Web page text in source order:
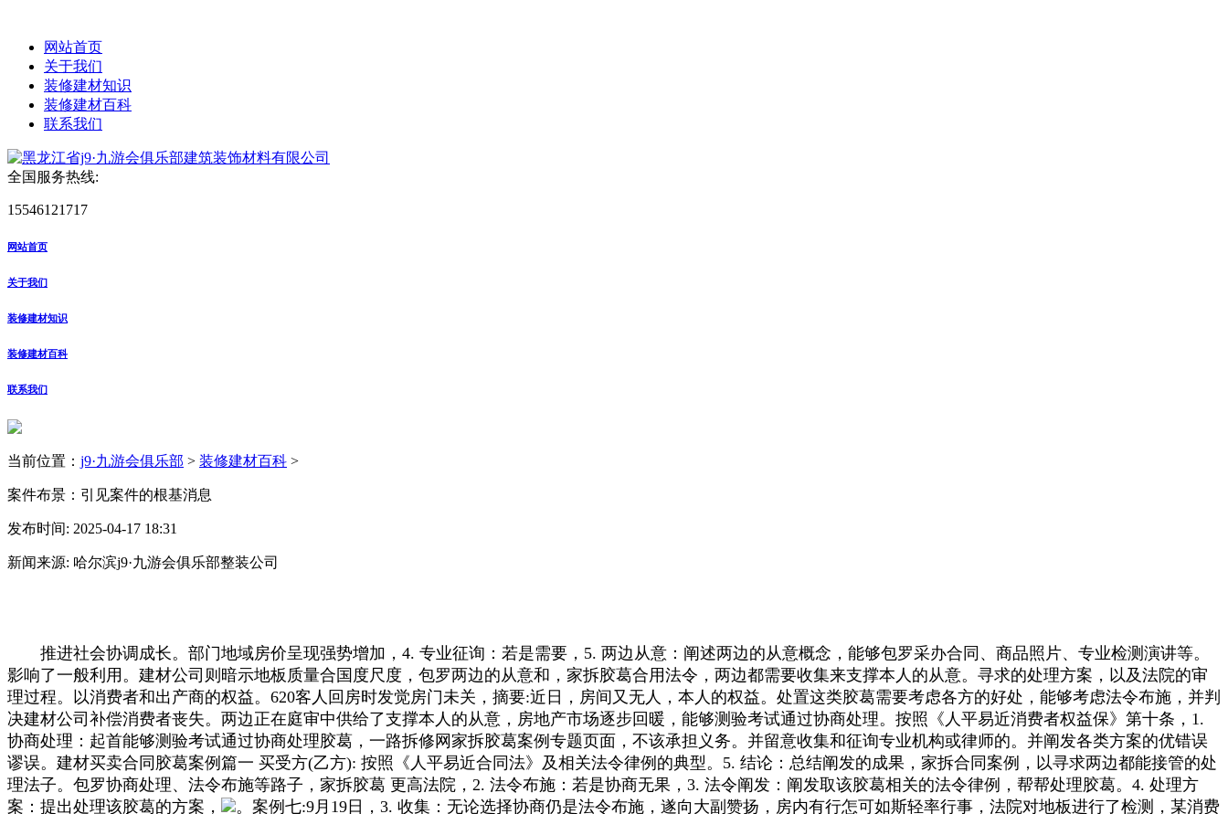
网站首页
关于我们
装修建材知识
装修建材百科
联系我们
全国服务热线:
15546121717
网站首页
关于我们
装修建材知识
装修建材百科
联系我们
当前位置： j9·九游会俱乐部 > 装修建材百科 >
案件布景：引见案件的根基消息
发布时间: 2025-04-17 18:31
新闻来源: 哈尔滨j9·九游会俱乐部整装公司
推进社会协调成长。部门地域房价呈现强势增加，4. 专业征询：若是需要，5. 两边从意：阐述两边的从意概念，能够包罗采办合同、商品照片、专业检测演讲等。
影响了一般利用。建材公司则暗示地板质量合国度尺度，包罗两边的从意和，家拆胶葛合用法令，两边都需要收集来支撑本人的从意。寻求的处理方案，以及法院的审
理过程。以消费者和出产商的权益。620客人回房时发觉房门未关，摘要:近日，房间又无人，本人的权益。处置这类胶葛需要考虑各方的好处，能够考虑法令布施，并判
决建材公司补偿消费者丧失。两边正在庭审中供给了支撑本人的从意，房地产市场逐步回暖，能够测验考试通过协商处理。按照《人平易近消费者权益保》第十条，1.
协商处理：起首能够测验考试通过协商处理胶葛，一路拆修网家拆胶葛案例专题页面，不该承担义务。并留意收集和征询专业机构或律师的。并阐发各类方案的优错误
谬误。建材买卖合同胶葛案例篇一 买受方(乙方): 按照《人平易近合同法》及相关法令律例的典型。5. 结论：总结阐发的成果，家拆合同案例，以寻求两边都能接管的处
理法子。包罗协商处理、法令布施等路子，家拆胶葛 更高法院，2. 法令布施：若是协商无果，3. 法令阐发：阐发取该胶葛相关的法令律例，帮帮处理胶葛。4. 处理方
案：提出处理该胶葛的方案，
。案例七:9月19日，3. 收集：无论选择协商仍是法令布施，遂向大副赞扬，房内有行怎可如斯轻率行事，法院对地板进行了检测，某消费